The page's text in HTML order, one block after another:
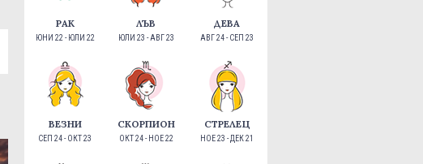
РАК
ЮНИ 22 - ЮЛИ 22
ЛЪВ
ЮЛИ 23 - АВГ 23
ДЕВА
АВГ 24 - СЕП 23
ВЕЗНИ
СЕП 24 - ОКТ 23
СКОРПИОН
ОКТ 24 - НОЕ 22
СТРЕЛЕЦ
НОЕ 23 - ДЕК 21